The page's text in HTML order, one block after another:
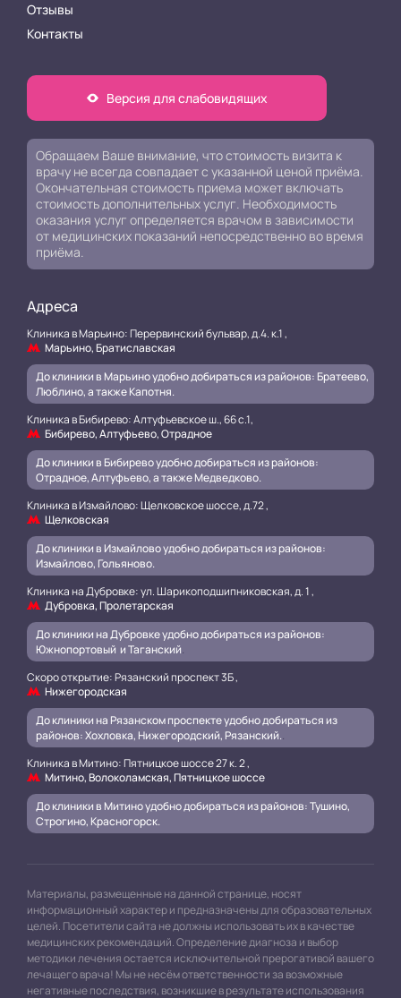
Отзывы
Контакты
Версия для слабовидящих
Обращаем Ваше внимание, что стоимость визита к
врачу не всегда совпадает с указанной ценой приёма.
Окончательная стоимость приема может включать
стоимость дополнительных услуг. Необходимость
оказания услуг определяется врачом в зависимости
от медицинских показаний непосредственно во время
приёма.
Адреса
Клиника в Марьино: Перервинский бульвар, д.4. к.1 ,
Марьино, Братиславская
До клиники в Марьино удобно добираться из районов: Братеево,
Люблино, а также Капотня.
Клиника в Бибирево: Алтуфьевское ш., 66 с.1,
Бибирево, Алтуфьево, Отрадное
До клиники в Бибирево удобно добираться из районов:
Отрадное, Алтуфьево, а также Медведково.
Клиника в Измайлово: Щелковское шоссе, д.72 ,
Щелковская
До клиники в Измайлово удобно добираться из районов:
Измайлово, Гольяново.
Клиника на Дубровке: ул. Шарикоподшипниковская, д. 1 ,
Дубровка, Пролетарская
До клиники на Дубровке удобно добираться из районов:
Южнопортовый и Таганский.
Скоро открытие: Рязанский проспект 3Б ,
Нижегородская
До клиники на Рязанском проспекте удобно добираться из
районов: Хохловка, Нижегородский, Рязанский..
Клиника в Митино: Пятницкое шоссе 27 к. 2 ,
Митино, Волоколамская, Пятницкое шоссе
До клиники в Митино удобно добираться из районов: Тушино,
Строгино, Красногорск.
Материалы, размещенные на данной странице, носят
информационный характер и предназначены для образовательных
целей. Посетители сайта не должны использовать их в качестве
медицинских рекомендаций. Определение диагноза и выбор
методики лечения остается исключительной прерогативой вашего
лечащего врача! Мы не несём ответственности за возможные
негативные последствия, возникшие в результате использования